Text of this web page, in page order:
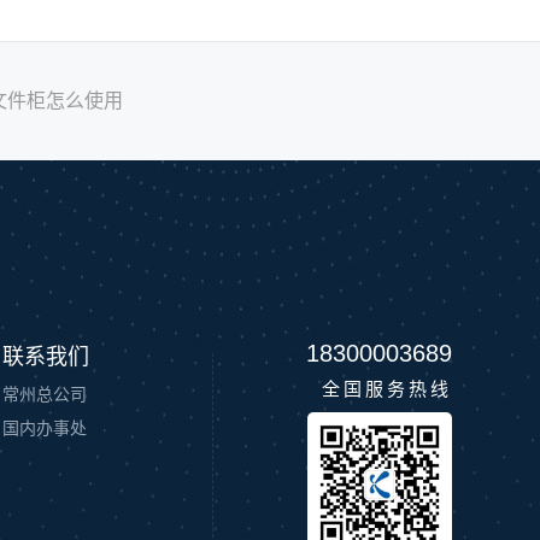
柜怎么使用
联系我们
常州总公司
国内办事处
18300003689
全国服务热线